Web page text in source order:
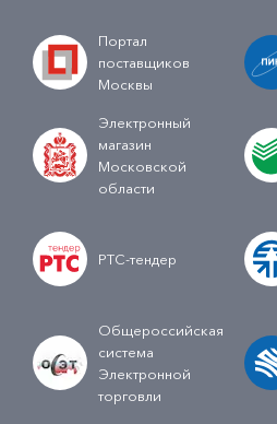
Портал
поставщиков
Москвы
Электронный
магазин
Московской
области
РТС-тендер
Общероссийская
система
Электронной
торговли